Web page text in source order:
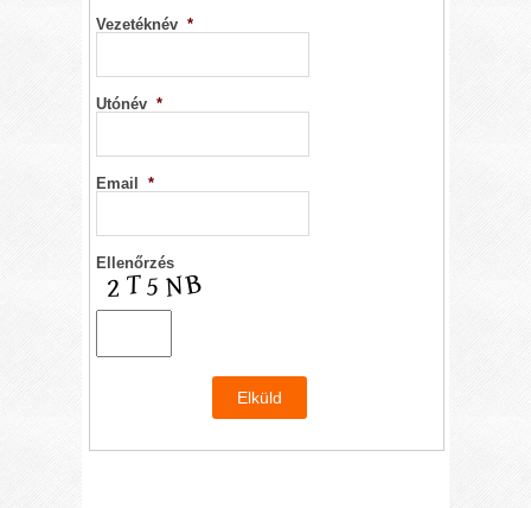
Vezetéknév *
Utónév *
Email *
Ellenőrzés